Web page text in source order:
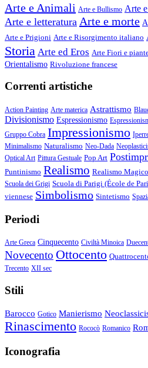
Arte e Animali Arte e Bullismo Arte
Arte e letteratura Arte e morte
Arte e Prigioni Arte e Risorgimento italiano
Storia Arte ed Eros Arte Fiori e
Orientalismo Rivoluzione francese
Correnti artistiche
Action Painting Arte materica Astrattismo
Divisionismo Espressionismo
Gruppo Cobra Impressionismo
Minimalismo Naturalismo Neo-Dada
Optical Art Pittura Gestuale Pop Art
Puntinismo Realismo Realismo Magico
Scuola dei Grigi Scuola di Parigi (École de
viennese Simbolismo Sintetismo
Periodi
Arte Greca Cinquecento Civiltà Minoica
Novecento Ottocento
Trecento XII sec
Stili
Barocco Gotico Manierismo
Rinascimento Rococò Romanico
Iconografia